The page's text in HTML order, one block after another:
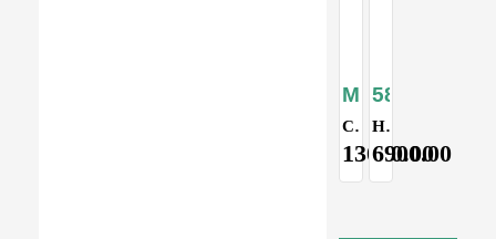
MT-9
Стол со шкафом туристический складной с ветрозащитой
13000.00
5877
Набор кемпинговой мебели , стол и 4 стула
6900.00